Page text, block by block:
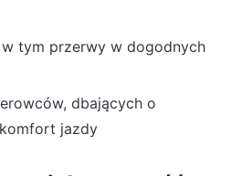
w tym przerwy w dogodnych
dbających o
jazdy